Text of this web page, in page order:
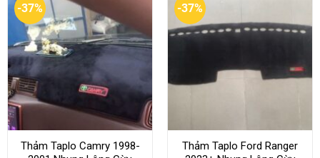
-37%
Thảm Taplo Camry 1998-
-37%
Thảm Taplo Ford Ranger